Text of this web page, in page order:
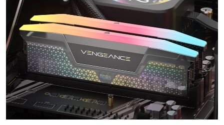
4047
0